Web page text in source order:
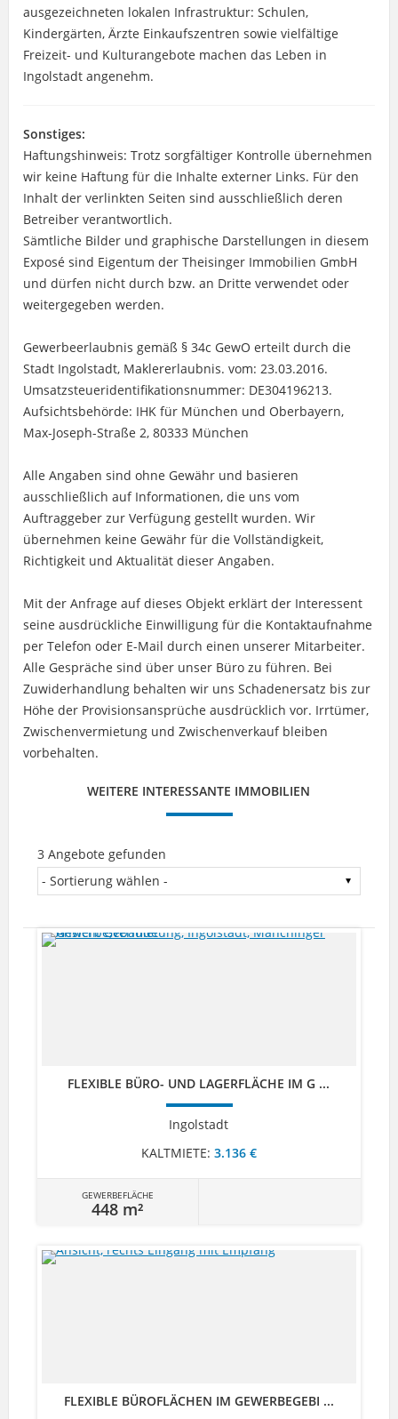
ausgezeichneten lokalen Infrastruktur: Schulen,
Kindergärten, Ärzte Einkaufszentren sowie vielfältige
Freizeit- und Kulturangebote machen das Leben in
Ingolstadt angenehm.
Sonstiges:
Haftungshinweis: Trotz sorgfältiger Kontrolle übernehmen
wir keine Haftung für die Inhalte externer Links. Für den
Inhalt der verlinkten Seiten sind ausschließlich deren
Betreiber verantwortlich.
Sämtliche Bilder und graphische Darstellungen in diesem
Exposé sind Eigentum der Theisinger Immobilien GmbH
und dürfen nicht durch bzw. an Dritte verwendet oder
weitergegeben werden.
Gewerbeerlaubnis gemäß § 34c GewO erteilt durch die
Stadt Ingolstadt, Maklererlaubnis. vom: 23.03.2016.
Umsatzsteueridentifikationsnummer: DE304196213.
Aufsichtsbehörde: IHK für München und Oberbayern,
Max-Joseph-Straße 2, 80333 München
Alle Angaben sind ohne Gewähr und basieren
ausschließlich auf Informationen, die uns vom
Auftraggeber zur Verfügung gestellt wurden. Wir
übernehmen keine Gewähr für die Vollständigkeit,
Richtigkeit und Aktualität dieser Angaben.
Mit der Anfrage auf dieses Objekt erklärt der Interessent
seine ausdrückliche Einwilligung für die Kontaktaufnahme
per Telefon oder E-Mail durch einen unserer Mitarbeiter.
Alle Gespräche sind über unser Büro zu führen. Bei
Zuwiderhandlung behalten wir uns Schadenersatz bis zur
Höhe der Provisionsansprüche ausdrücklich vor. Irrtümer,
Zwischenvermietung und Zwischenverkauf bleiben
vorbehalten.
WEITERE INTERESSANTE IMMOBILIEN
3 Angebote gefunden
FLEXIBLE BÜRO- UND LAGERFLÄCHE IM G ...
Ingolstadt
KALTMIETE: 3.136 €
GEWERBEFLÄCHE
448 m²
FLEXIBLE BÜROFLÄCHEN IM GEWERBEGEBI ...